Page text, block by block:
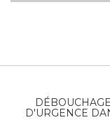
D'URGENCE